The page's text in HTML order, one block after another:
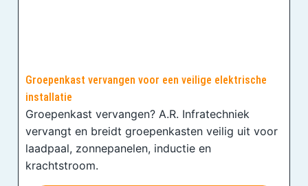
Groepenkast vervangen voor een veilige elektrische
installatie
Groepenkast vervangen? A.R. Infratechniek
vervangt en breidt groepenkasten veilig uit voor
laadpaal, zonnepanelen, inductie en
krachtstroom.